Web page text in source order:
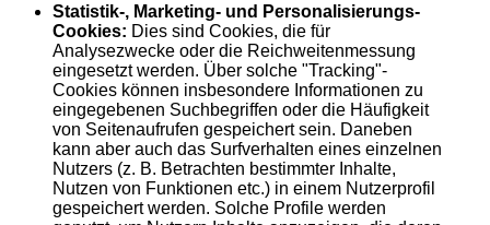
Statistik-, Marketing- und Personalisierungs-
Cookies: Dies sind Cookies, die für
Analysezwecke oder die Reichweitenmessung
eingesetzt werden. Über solche "Tracking"-
Cookies können insbesondere Informationen zu
eingegebenen Suchbegriffen oder die Häufigkeit
von Seitenaufrufen gespeichert sein. Daneben
kann aber auch das Surfverhalten eines einzelnen
Nutzers (z. B. Betrachten bestimmter Inhalte,
Nutzen von Funktionen etc.) in einem Nutzerprofil
gespeichert werden. Solche Profile werden